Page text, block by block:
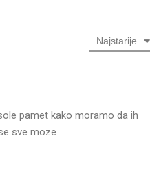
Najstarije
pamet kako moramo da ih
sve moze